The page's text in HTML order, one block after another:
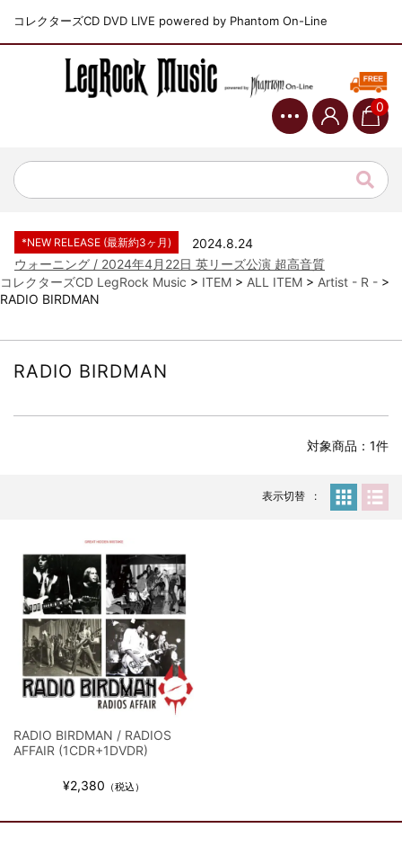
コレクターズCD DVD LIVE powered by Phantom On-Line
0
ジャーニー / 1979年5月8+9日 コロラド州 2公演 SBD 完全収録！
*NEW RELEASE (最新約3ヶ月)
2024.11.9
*NEW RELEASE (最新約3ヶ月)
2024.8.24
ウォーニング / 2024年4月22日 英リーズ公演 超高音質
IEM+Aud！
*NEW RELEASE (最新約3ヶ月)
収録！
*NEW RELEASE (最新約3ヶ月)
スコーピオンズ / 2024年6月15日 リスボン公演 FHD 完全収録！
マネスキン / 2024年6月9日 ドイツ ROCK AM RING 公演 FHD 完
リアム・ギャラガー / 2024年6月1日 英国シェフィールド公演 完
全収録！
*NEW RELEASE (最新約3ヶ月)
メガデス / 2023年8月4日 ドイツ W.O.A. 公演 FHD 完全収録！
*NEW RELEASE (最新約3ヶ月)
ユーライア・ヒープ / 2023年8月3日 ドイツ W.O.A. 公演 FHD 完
全収録！
*NEW RELEASE (最新約3ヶ月)
ジャーニー / 1979年5月8+9日 コロラド州 2公演 SBD 完全収録！
*NEW RELEASE (最新約3ヶ月)
*NEW RELEASE (最新約3ヶ月)
IEM+Aud！
コレクターズCD LegRock Music > ITEM > ALL ITEM > Artist - R - >
RADIO BIRDMAN
RADIO BIRDMAN
対象商品：1件
表示切替
RADIO BIRDMAN / RADIOS
AFFAIR (1CDR+1DVDR)
¥2,380 （税込）